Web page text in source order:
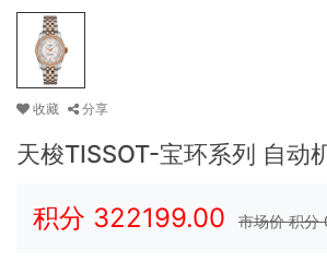
收藏 分享
天梭TISSOT-宝环系列 自动
积分 322199.00 市场价 积分